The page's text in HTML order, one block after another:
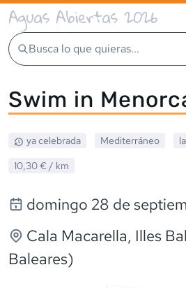
Aguas Abiertas 2026
Busca lo que quieras...
Swim in
ya celebrada Mediterráneo
10,30 € / km
domingo 28 de
Cala Macarella, Illes
Baleares)